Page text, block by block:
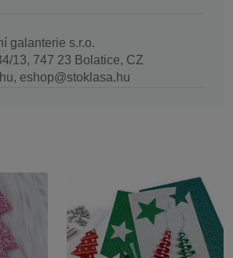
galanterie s.r.o.
13, 747 23 Bolatice, CZ
eshop@stoklasa.hu